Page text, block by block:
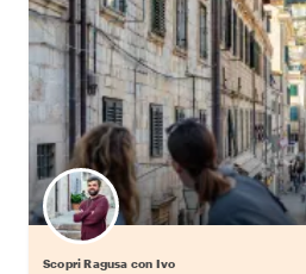
Scopri Ragusa con Ivo